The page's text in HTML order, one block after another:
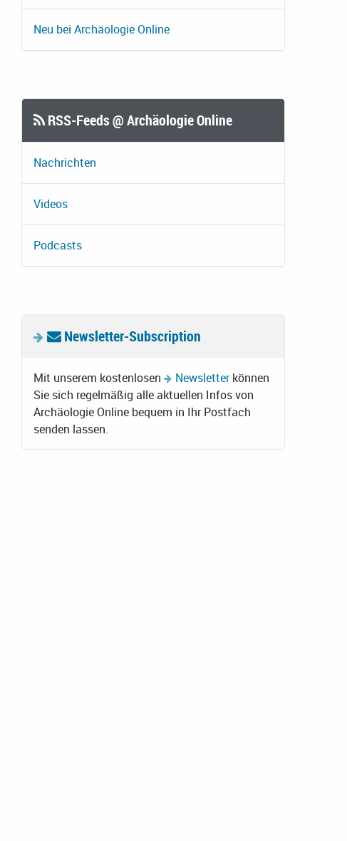
Neu bei Archäologie Online
RSS-Feeds @ Archäologie Online
Nachrichten
Videos
Podcasts
Newsletter-Subscription
Mit unserem kostenlosen Newsletterkönnen
Sie sich regelmäßig alle aktuellen Infos von
Archäologie Online bequem in Ihr Postfach
senden lassen.